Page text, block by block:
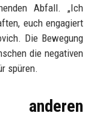
Abfall. „Ich
euch engagiert
Die Bewegung
die negativen
spüren.